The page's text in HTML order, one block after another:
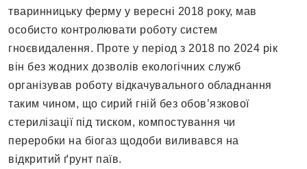
тваринницьку ферму у вересні 2018 року, мав
особисто контролювати роботу систем
гноєвидалення. Проте у період з 2018 по 2024 рік
він без жодних дозволів екологічних служб
організував роботу відкачувального обладнання
таким чином, що сирий гній без обов’язкової
стерилізації під тиском, компостування чи
переробки на біогаз щодоби виливався на
відкритий ґрунт паїв.